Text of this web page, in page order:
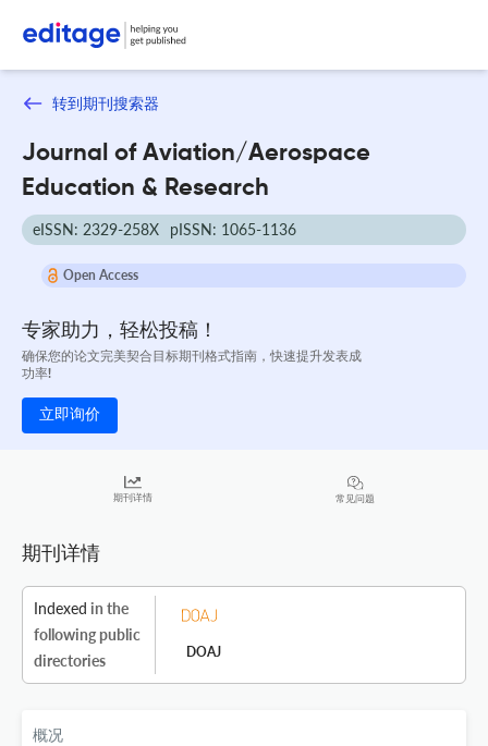
转到期刊搜索器
Journal of Aviation/Aerospace
Education & Research
eISSN: 2329-258X pISSN: 1065-1136
Open Access
专家助力，轻松投稿！
确保您的论文完美契合目标期刊格式指南，快速提升发表成
功率!
立即询价
期刊详情 常见问题
期刊详情
Indexed in the
following public
directories
DOAJ
概况